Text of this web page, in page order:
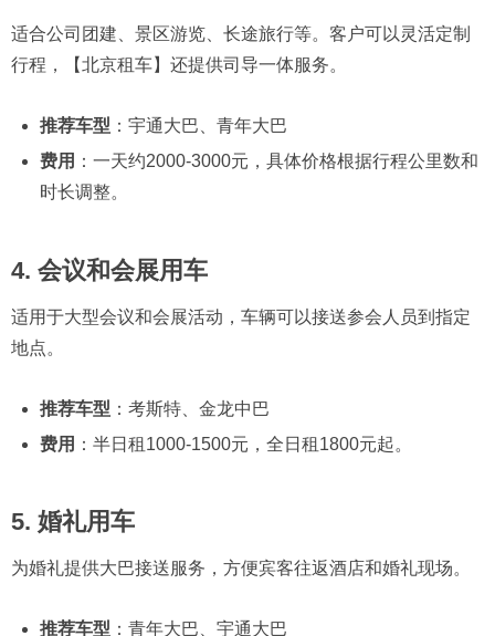
适合公司团建、景区游览、长途旅行等。客户可以灵活定制
行程，【北京租车】还提供司导一体服务。
推荐车型 ：宇通大巴、青年大巴
费用 ：一天约2000-3000元，具体价格根据行程公里数和
时长调整。
4. 会议和会展用车
适用于大型会议和会展活动，车辆可以接送参会人员到指定
地点。
推荐车型 ：考斯特、金龙中巴
费用 ：半日租1000-1500元，全日租1800元起。
5. 婚礼用车
为婚礼提供大巴接送服务，方便宾客往返酒店和婚礼现场。
推荐车型 ：青年大巴、宇通大巴